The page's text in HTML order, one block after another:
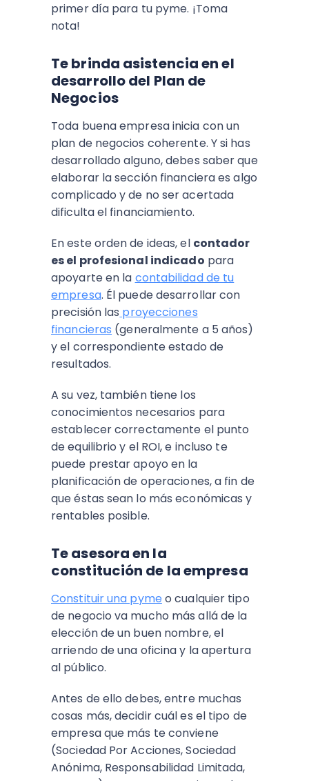
primer día para tu pyme. ¡Toma
nota!
Te brinda asistencia en el
desarrollo del Plan de
Negocios
Toda buena empresa inicia con un
plan de negocios coherente. Y si has
desarrollado alguno, debes saber que
elaborar la sección financiera es algo
complicado y de no ser acertada
dificulta el financiamiento.
En este orden de ideas, el contador
es el profesional indicado para
apoyarte en la contabilidad de tu
empresa. Él puede desarrollar con
precisión las proyecciones
financieras (generalmente a 5 años)
y el correspondiente estado de
resultados.
A su vez, también tiene los
conocimientos necesarios para
establecer correctamente el punto
de equilibrio y el ROI, e incluso te
puede prestar apoyo en la
planificación de operaciones, a fin de
que éstas sean lo más económicas y
rentables posible.
Te asesora en la
constitución de la empresa
Constituir una pyme o cualquier tipo
de negocio va mucho más allá de la
elección de un buen nombre, el
arriendo de una oficina y la apertura
al público.
Antes de ello debes, entre muchas
cosas más, decidir cuál es el tipo de
empresa que más te conviene
(Sociedad Por Acciones, Sociedad
Anónima, Responsabilidad Limitada,